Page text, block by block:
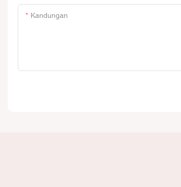
Kandungan